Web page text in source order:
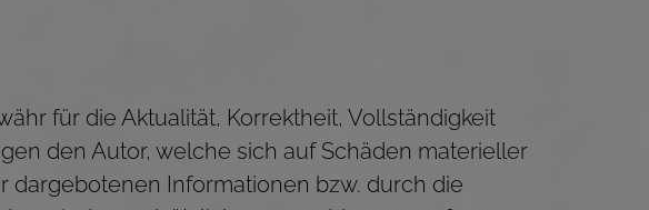
für die Aktualität, Korrektheit, Vollständigkeit
den Autor, welche sich auf Schäden materieller
Informationen bzw. durch die